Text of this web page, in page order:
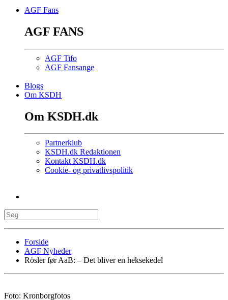
AGF Fans
AGF FANS
AGF Tifo
AGF Fansange
Blogs
Om KSDH
Om KSDH.dk
Partnerklub
KSDH.dk Redaktionen
Kontakt KSDH.dk
Cookie- og privatlivspolitik
Forside
AGF Nyheder
Rösler før AaB: – Det bliver en heksekedel
Foto: Kronborgfotos